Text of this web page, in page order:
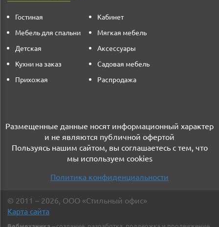
Гостиная
Мебель для спальни
Детская
Кухни на заказ
Прихожая
Кабинет
Мягкая мебель
Аксессуары
Садовая мебель
Распродажа
Размещенные данные носят информационный характер
и не являются публичной офертой
Пользуясь нашим сайтом, вы соглашаетесь с тем, что
мы используем cookies
Политика конфиденциальности
© 2011 – 2026, ООО «Стильный офис»
Карта сайта